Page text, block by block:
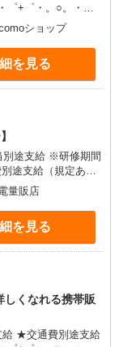
を紹介
月2回払
・。○。・゜
ショップ
を見る
別途支給 ※研修期間
途支給（規定あ
。○。・゜+゜・。
量販店
を見る
しくなれる携帯販
★交通費別途支給